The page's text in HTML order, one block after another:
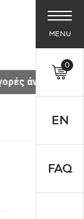
σε όλη την
MENU
0
EN
FAQ